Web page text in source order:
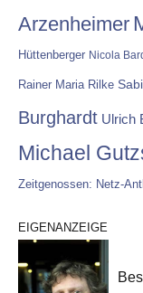
Arzenheimer
Hüttenberger Nicola
Rainer Maria Rilke
Burghardt Ulrich
Michael
Zeitgenossen: Netz-
EIGENANZEIGE